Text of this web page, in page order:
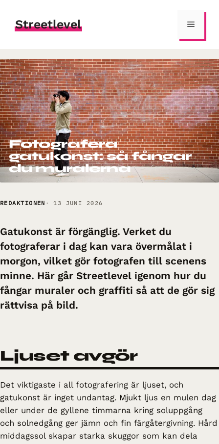
innehåll
Streetlevel Meny
Fotografera
gatukonst: så fångar
du muralerna
REDAKTIONEN 13 JUNI 2026
Gatukonst är förgänglig. Verket du
fotograferar i dag kan vara övermålat i
morgon, vilket gör fotografen till scenens
minne. Här går Streetlevel igenom hur du
fångar muraler och graffiti så att de gör sig
rättvisa på bild.
Ljuset avgör
Det viktigaste i all fotografering är ljuset, och
gatukonst är inget undantag. Mjukt ljus en mulen dag
eller under de gyllene timmarna kring soluppgång
och solnedgång ger jämn och fin färgåtergivning. Hård
middagssol skapar starka skuggor som kan dela